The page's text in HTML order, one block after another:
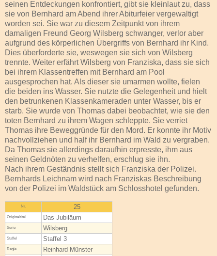
seinen Entdeckungen konfrontiert, gibt sie kleinlaut zu, dass
sie von Bernhard am Abend ihrer Abiturfeier vergewaltigt
worden sei. Sie war zu diesem Zeitpunkt von ihrem
damaligen Freund Georg Wilsberg schwanger, verlor aber
aufgrund des körperlichen Übergriffs von Bernhard ihr Kind.
Dies überforderte sie, weswegen sie sich von Wilsberg
trennte. Weiter erfährt Wilsberg von Franziska, dass sie sich
bei ihrem Klassentreffen mit Bernhard am Pool
ausgesprochen hat. Als dieser sie umarmen wollte, fielen
die beiden ins Wasser. Sie nutzte die Gelegenheit und hielt
den betrunkenen Klassenkameraden unter Wasser, bis er
starb. Sie wurde von Thomas dabei beobachtet, wie sie den
toten Bernhard zu ihrem Wagen schleppte. Sie verriet
Thomas ihre Beweggründe für den Mord. Er konnte ihr Motiv
nachvollziehen und half ihr Bernhard im Wald zu vergraben.
Da Thomas sie allerdings daraufhin erpresste, ihm aus
seinen Geldnöten zu verhelfen, erschlug sie ihn.
Nach ihrem Geständnis stellt sich Franziska der Polizei.
Bernhards Leichnam wird nach Franziskas Beschreibung
von der Polizei im Waldstück am Schlosshotel gefunden.
Nr. 25
Original­titel Das Jubiläum
Serie Wilsberg
Staffel Staffel 3
Regie Reinhard Münster